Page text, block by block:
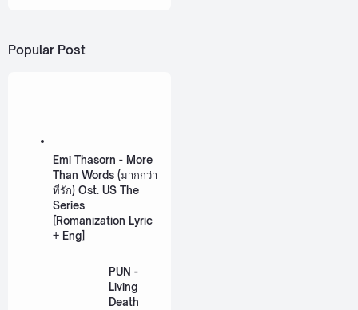
Popular Post
Emi Thasorn - More
Than Words (มากกว่า
ที่รัก) Ost. US The
Series
[Romanization Lyric
+ Eng]
PUN -
Living
Death